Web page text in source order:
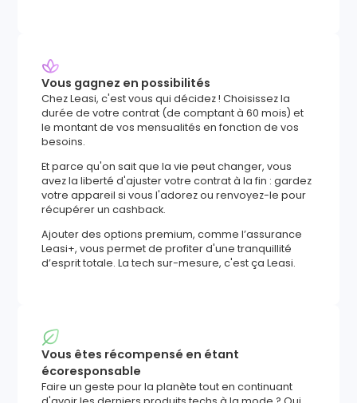
Vous gagnez en possibilités
Chez Leasi, c'est vous qui décidez ! Choisissez la
durée de votre contrat (de comptant à 60 mois) et
le montant de vos mensualités en fonction de vos
besoins.
Et parce qu'on sait que la vie peut changer, vous
avez la liberté d'ajuster votre contrat à la fin : gardez
votre appareil si vous l'adorez ou renvoyez-le pour
récupérer un cashback.
Ajouter des options premium, comme l’assurance
Leasi+, vous permet de profiter d'une tranquillité
d’esprit totale. La tech sur-mesure, c'est ça Leasi.
Vous êtes récompensé en étant
écoresponsable
Faire un geste pour la planète tout en continuant